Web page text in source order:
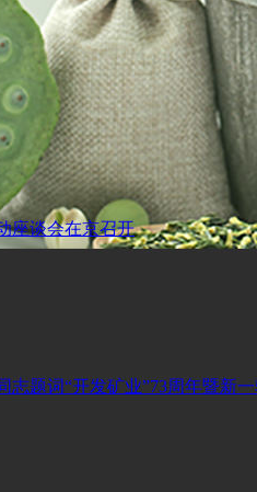
座谈会在京召开
志题词“开发矿业”73周年暨新